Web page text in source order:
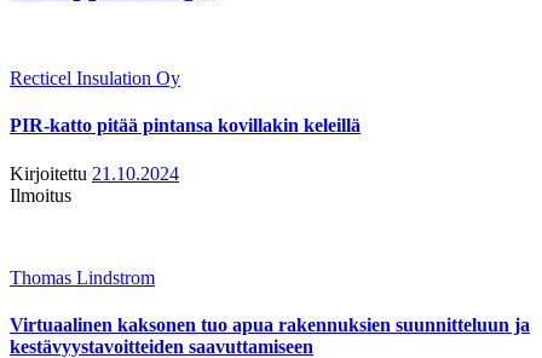
Recticel Insulation Oy
PIR-katto pitää pintansa kovillakin keleillä
Kirjoitettu 21.10.2024
Ilmoitus
Thomas Lindstrom
Virtuaalinen kaksonen tuo apua rakennuksien suunnitteluun ja
kestävyystavoitteiden saavuttamiseen